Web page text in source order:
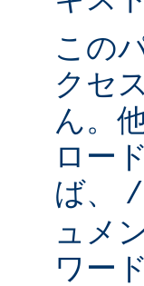
この
クセ
ん。
ロー
ば、
ュメ
ワー